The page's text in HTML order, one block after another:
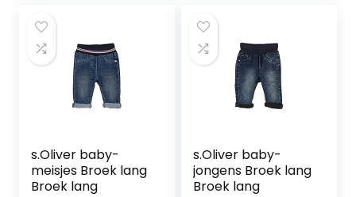
s.Oliver baby-
meisjes Broek lang
Broek lang
s.Oliver baby-
jongens Broek lang
Broek lang